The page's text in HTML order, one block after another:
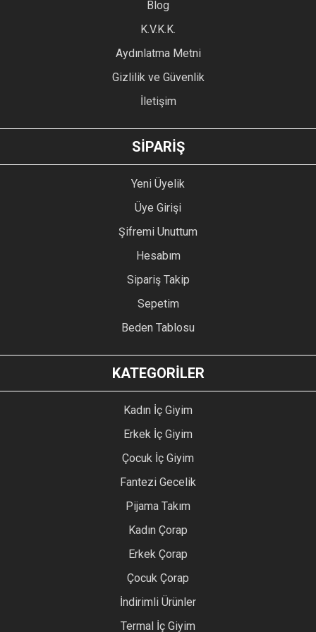
Ürün bilgilerinde hatalar bulunuyor.
Ürün fiyatı diğer sitelerden daha pahalı.
GÖNDER
Blog
K.V.K.K.
Aydınlatma Metni
Gizlilik ve Güvenlik
İletişim
SİPARİŞ
Yeni Üyelik
Üye Girişi
Şifremi Unuttum
Hesabım
Sipariş Takip
Sepetim
Beden Tablosu
KATEGORİLER
Kadın İç Giyim
Erkek İç Giyim
Çocuk İç Giyim
Fantezi Gecelik
Pijama Takım
Kadın Çorap
Erkek Çorap
Çocuk Çorap
İndirimli Ürünler
Termal İç Giyim